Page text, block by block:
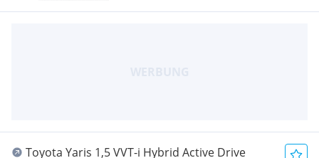
Toyota Yaris 1,5 VVT-i Hybrid Active Drive